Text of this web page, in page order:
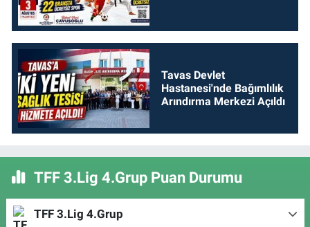
Tavas Devlet
Hastanesi'nde Bağımlılık
Arındırma Merkezi Açıldı
TFF 3.Lig 4.Grup Puan Durumu
TFF 3.Lig 4.Grup